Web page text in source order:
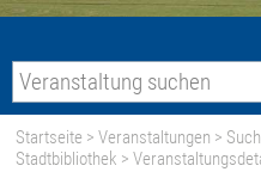
Startseite >Veranstaltungen >
Stadtbibliothek >